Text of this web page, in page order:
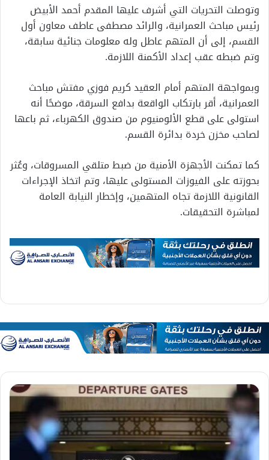
وتوصلت التحريات التي أشرف عليها المقدم أحمد الأبيض
رئيس مباحث العمرانية، والرائد مصطفى عاطف معاون أول
القسم، إلى أن المتهم عاطل وله معلومات جنائية سابقة،
وتم ضبطه عقب إعداد الأكمنة اللازمة.
وبمواجهة المتهم أمام العقيد كريم فوزي مفتش مباحث
العمرانية، أقر بارتكاب الواقعة بدافع السرقة، موضحًا أنه
استولى على قطع الألومنيوم من صندوق الكهرباء، ثم باعها
لصاحب مخزن خردة بدائرة القسم.
كما تمكنت الأجهزة الأمنية من ضبط متلقي المسروقات، وعُثر
بحوزته على الفيوزات المستولى عليها، وتم اتخاذ الإجراءات
القانونية اللازمة تجاه المتهمين، وإخطار النيابة العامة
لمباشرة التحقيقات.